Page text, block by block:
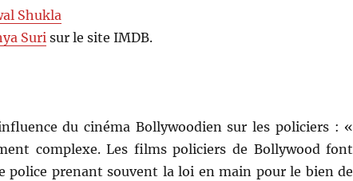
Shukla
Suri sur le site IMDB.
du cinéma Bollywoodien sur les policiers : «
complexe. Les films policiers de Bollywood font
police prenant souvent la loi en main pour le bien de